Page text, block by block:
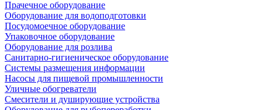
Прачечное оборудование
Оборудование для водоподготовки
Посудомоечное оборудование
Упаковочное оборудование
Оборудование для розлива
Санитарно-гигиеническое оборудование
Системы размещения информации
Насосы для пищевой промышленности
Уличные обогреватели
Смесители и душирующие устройства